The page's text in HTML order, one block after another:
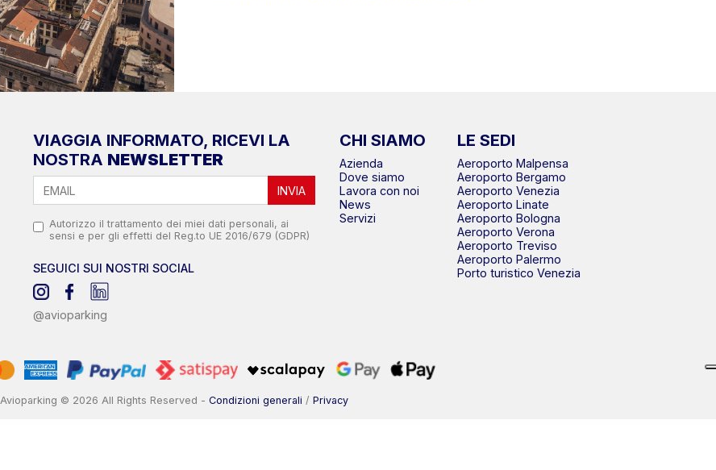
VIAGGIA INFORMATO, RICEVI LA
NOSTRA NEWSLETTER
INVIA
Autorizzo il trattamento dei miei dati personali, ai
sensi e per gli effetti del Reg.to UE 2016/679 (GDPR)
SEGUICI SUI NOSTRI SOCIAL
@avioparking
CHI SIAMO
Azienda
Dove siamo
Lavora con noi
News
Servizi
LE SEDI
Aeroporto Malpensa
Aeroporto Bergamo
Aeroporto Venezia
Aeroporto Linate
Aeroporto Bologna
Aeroporto Verona
Aeroporto Treviso
Aeroporto Palermo
Porto turistico Venezia
Avioparking © 2026 All Rights Reserved - Condizioni generali / Privacy